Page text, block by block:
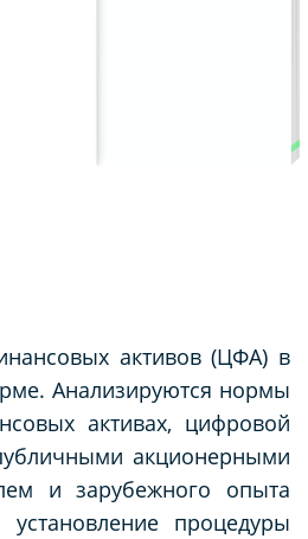
активов (ЦФА) в
Анализируются нормы
активах, цифровой
акционерными
и зарубежного опыта
процедуры